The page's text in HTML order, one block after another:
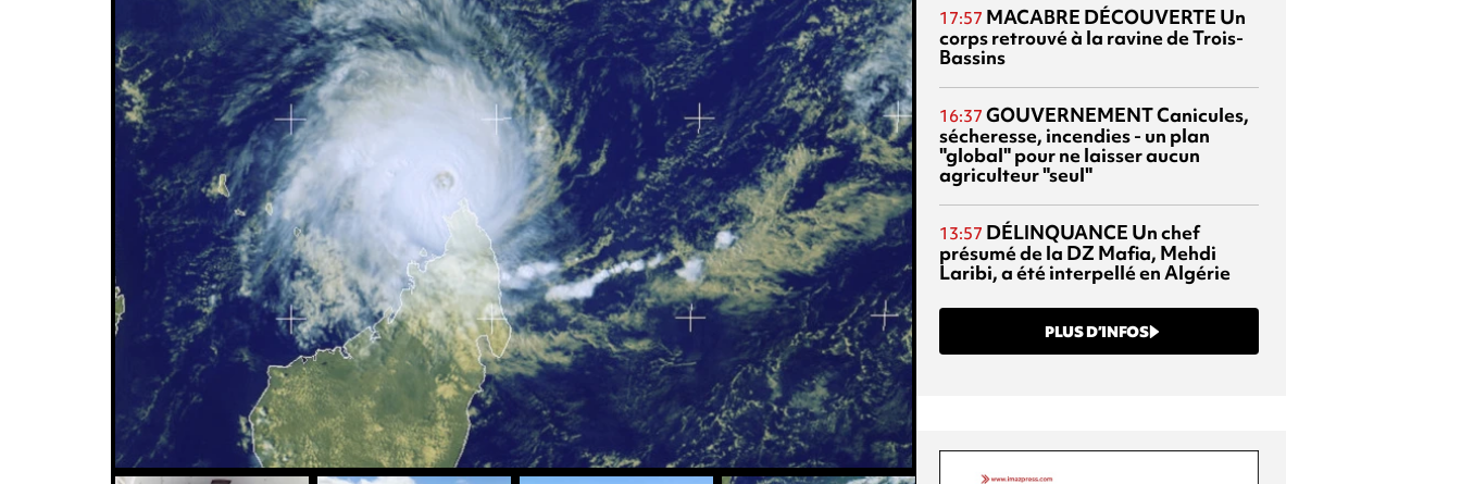
17:57 MACABRE DÉCOUVERTE Un
corps retrouvé à la ravine de Trois-
Bassins
16:37 GOUVERNEMENTCanicules,
sécheresse, incendies - un plan
"global" pour ne laisser aucun
agriculteur "seul"
13:57 DÉLINQUANCE Un chef
présumé de la DZ Mafia, Mehdi
Laribi, a été interpellé en Algérie
PLUS D’INFOS